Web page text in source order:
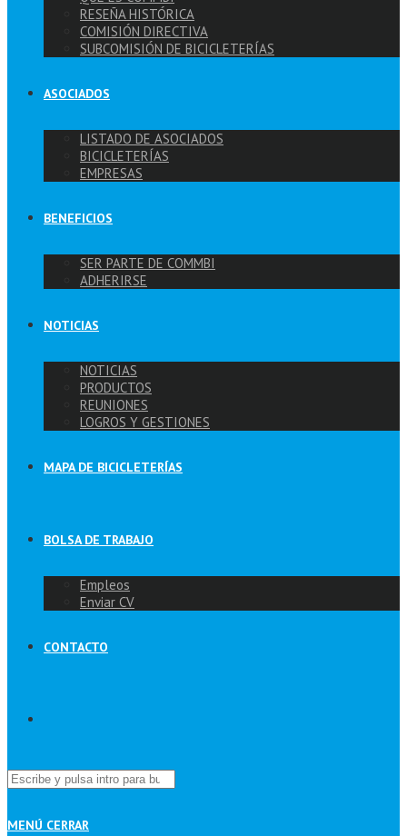
RESEÑA HISTÓRICA
COMISIÓN DIRECTIVA
SUBCOMISIÓN DE BICICLETERÍAS
ASOCIADOS
LISTADO DE ASOCIADOS
BICICLETERÍAS
EMPRESAS
BENEFICIOS
SER PARTE DE COMMBI
ADHERIRSE
NOTICIAS
NOTICIAS
PRODUCTOS
REUNIONES
LOGROS Y GESTIONES
MAPA DE BICICLETERÍAS
BOLSA DE TRABAJO
Empleos
Enviar CV
CONTACTO
Buscar:
MENÚ CERRAR